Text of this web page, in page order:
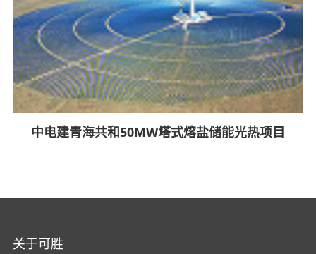
中电建青海共和50MW塔式熔盐储能光热项目
关于可胜